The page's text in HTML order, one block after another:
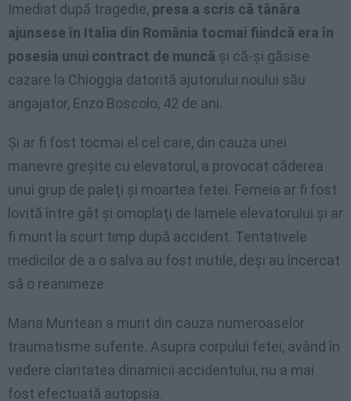
Imediat după tragedie, presa a scris că tânăra
ajunsese în Italia din România tocmai fiindcă era în
posesia unui contract de muncă şi că-şi găsise
cazare la Chioggia datorită ajutorului noului său
angajator, Enzo Boscolo, 42 de ani.
Şi ar fi fost tocmai el cel care, din cauza unei
manevre greşite cu elevatorul, a provocat căderea
unui grup de paleţi şi moartea fetei. Femeia ar fi fost
lovită între gât şi omoplaţi de lamele elevatorului şi ar
fi murit la scurt timp după accident. Tentativele
medicilor de a o salva au fost inutile, deşi au încercat
să o reanimeze.
Maria Muntean a murit din cauza numeroaselor
traumatisme suferite. Asupra corpului fetei, având în
vedere claritatea dinamicii accidentului, nu a mai
fost efectuată autopsia.